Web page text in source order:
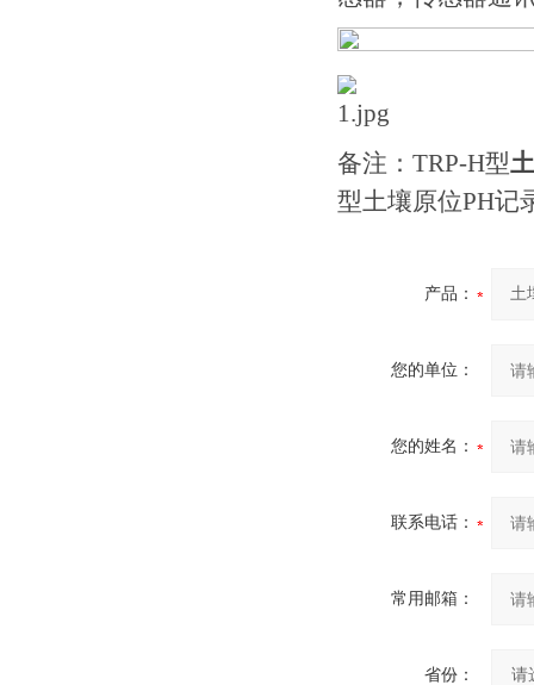
备注：TRP-H型
型土壤原位PH记
产品：
您的单位：
您的姓名：
联系电话：
常用邮箱：
省份：